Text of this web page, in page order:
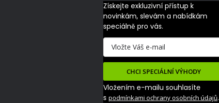
Získejte exkluzivní přístup k
novinkám, slevám a nabídkám
speciálně pro vás.
CHCI SPECIÁLNÍ VÝHODY
Vložením e-mailu souhlasíte
s podmínkami ochrany osobních údajů.